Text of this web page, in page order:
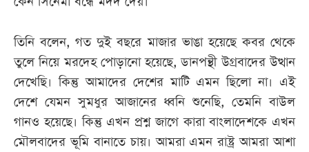
তিনি বলেন, গত দুই বছরে মাজার ভাঙা হয়েছে কবর থেকে
তুলে নিয়ে মরদেহ পোড়ানো হয়েছে, ডানপন্থী উগ্রবাদের উত্থান
দেখেছি। কিন্তু আমাদের দেশের মাটি এমন ছিলো না। এই
দেশে যেমন সুমধুর আজানের ধ্বনি শুনেছি, তেমনি বাউল
গানও হয়েছে। কিন্তু এখন প্রশ্ন জাগে কারা বাংলাদেশকে এখন
মৌলবাদের ভূমি বানাতে চায়। আমরা এমন রাষ্ট্র আমরা আশা